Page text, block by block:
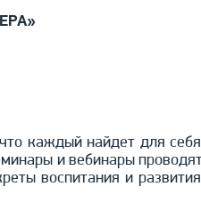
каждый найдет для
и вебинары
воспитания и